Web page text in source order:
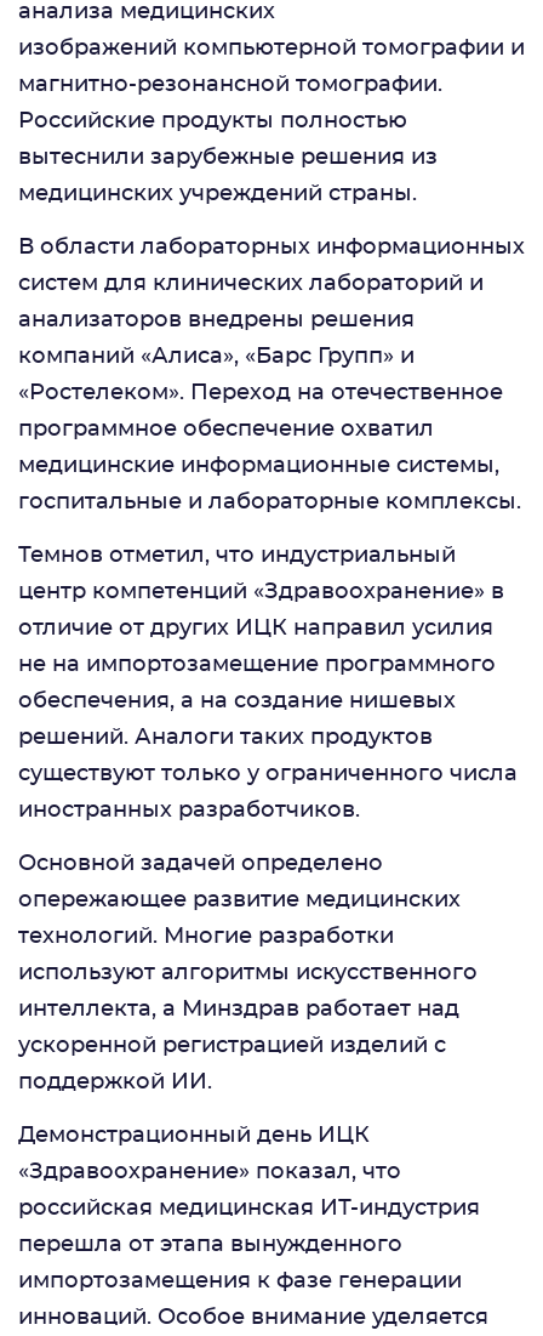
анализа медицинских
изображений компьютерной томографии и
магнитно-резонансной томографии.
Российские продукты полностью
вытеснили зарубежные решения из
медицинских учреждений страны.
В области лабораторных информационных
систем для клинических лабораторий и
анализаторов внедрены решения
компаний «Алиса», «Барс Групп» и
«Ростелеком». Переход на отечественное
программное обеспечение охватил
медицинские информационные системы,
госпитальные и лабораторные комплексы.
Темнов отметил, что индустриальный
центр компетенций «Здравоохранение» в
отличие от других ИЦК направил усилия
не на импортозамещение программного
обеспечения, а на создание нишевых
решений. Аналоги таких продуктов
существуют только у ограниченного числа
иностранных разработчиков.
Основной задачей определено
опережающее развитие медицинских
технологий. Многие разработки
используют алгоритмы искусственного
интеллекта, а Минздрав работает над
ускоренной регистрацией изделий с
поддержкой ИИ.
Демонстрационный день ИЦК
«Здравоохранение» показал, что
российская медицинская ИТ-индустрия
перешла от этапа вынужденного
импортозамещения к фазе генерации
инноваций. Особое внимание уделяется